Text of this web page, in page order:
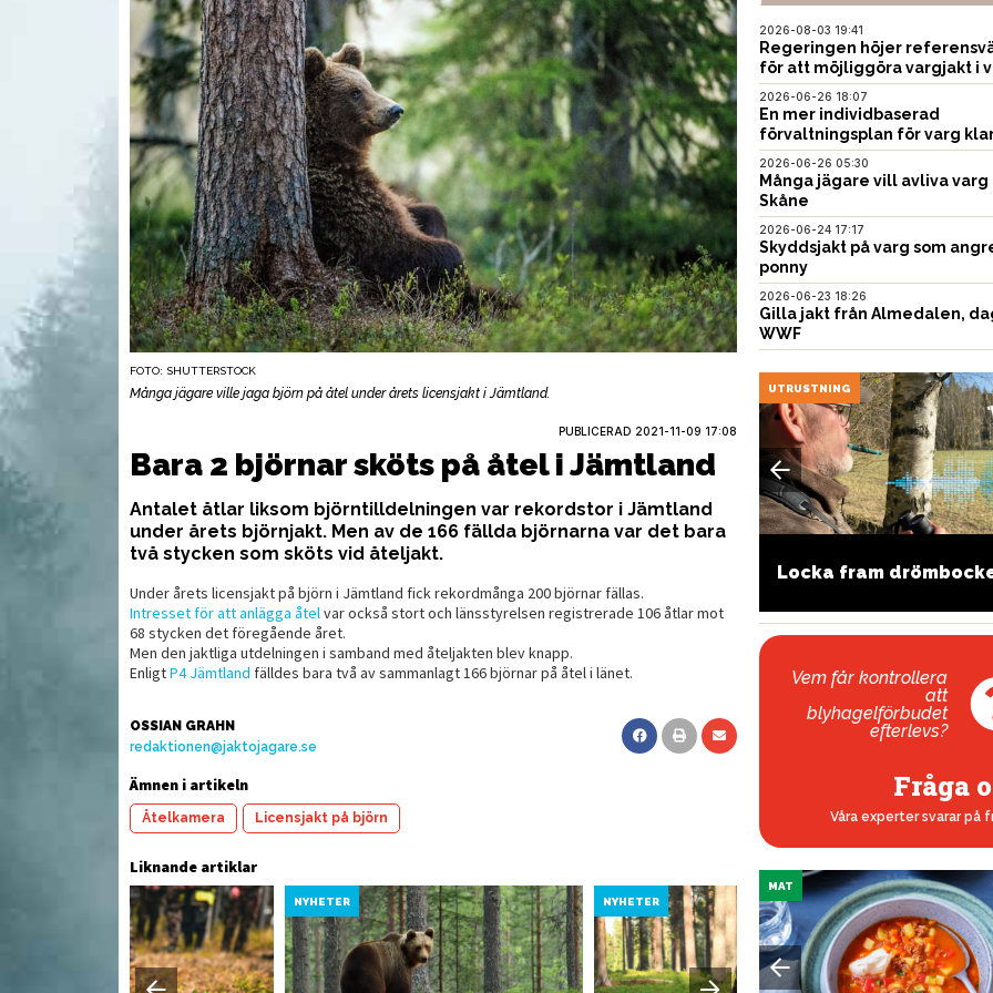
FOTO: SHUTTERSTOCK
Många jägare ville jaga björn på åtel under årets licensjakt i Jämtland.
PUBLICERAD 2021-11-09 17:08
Bara 2 björnar sköts på åtel i Jämtland
Antalet åtlar liksom björntilldelningen var rekordstor i Jämtland
under årets björnjakt. Men av de 166 fällda björnarna var det bara
två stycken som sköts vid åteljakt.
Under årets licensjakt på björn i Jämtland fick rekordmånga 200 björnar fällas.
Intresset för att anlägga åtelvar också stort och länsstyrelsen registrerade 106 åtlar mot
68 stycken det föregående året.
Men den jaktliga utdelningen i samband med åteljakten blev knapp.
EnligtP4 Jämtland fälldes bara två av sammanlagt 166 björnar på åtel i länet.
OSSIAN GRAHN
redaktionen@jaktojagare.se
Ämnen i artikeln
Åtelkamera Licensjakt på björn
Liknande artiklar
NYHETER NYHETER NYHETER
2026-08-03 19:41
Regeringen höjer
för att möjliggöra vargjakt i
2026-06-26 18:07
En mer individbaserad
förvaltningsplan för varg
2026-06-26 05:30
Många jägare vill avliva varg
Skåne
2026-06-24 17:17
Skyddsjakt på varg som
ponny
2026-06-23 18:26
Gilla jakt från Almedalen,
WWF
AMMUNITION
Läs igen: Kaliberklass i
skymundan
AMMUNITION UTRUSTNING
Locka fram
Vem får kontrollera
att
blyhagelförbudet
efterlevs?
Fråga
Våra experter svarar på
MAT MAT MAT